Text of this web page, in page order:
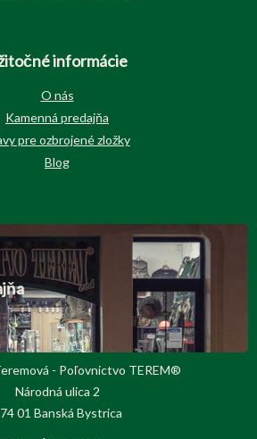
informácie
O nás
Kamenná predajňa
pre ozbrojené zložky
Blog
- Poľovnictvo TEREM®
Národná ulica 2
01 Banská Bystrica